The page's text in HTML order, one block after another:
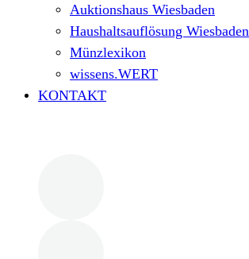
Auktionshaus Wiesbaden
Haushaltsauflösung Wiesbaden
Münzlexikon
wissens.WERT
KONTAKT